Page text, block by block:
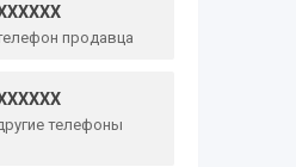
продавца
телефоны